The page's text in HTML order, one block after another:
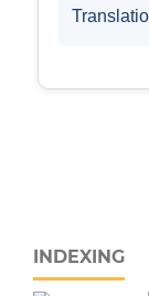
INDEXING